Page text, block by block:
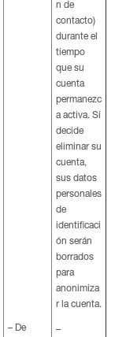
– De
n de
contacto)
durante el
tiempo
que su
cuenta
permanezc
a activa. Si
decide
eliminar su
cuenta,
sus datos
personales
de
identificaci
ón serán
borrados
para
anonimiza
r la cuenta.
–